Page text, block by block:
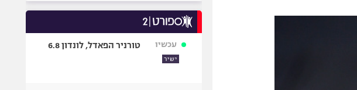
עכשיו
ישיר
טורניר הפאדל, לונדון 6.8